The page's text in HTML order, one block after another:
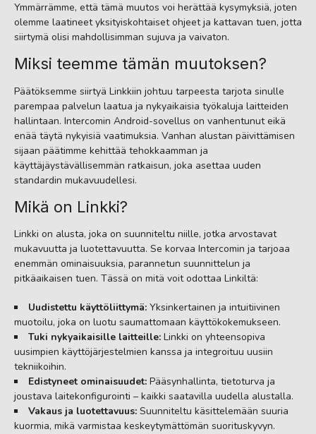
Ymmärrämme, että tämä muutos voi herättää kysymyksiä, joten
olemme laatineet yksityiskohtaiset ohjeet ja kattavan tuen, jotta
siirtymä olisi mahdollisimman sujuva ja vaivaton.
Miksi teemme tämän muutoksen?
Päätöksemme siirtyä Linkkiin johtuu tarpeesta tarjota sinulle
parempaa palvelun laatua ja nykyaikaisia työkaluja laitteiden
hallintaan. Intercomin Android-sovellus on vanhentunut eikä
enää täytä nykyisiä vaatimuksia. Vanhan alustan päivittämisen
sijaan päätimme kehittää tehokkaamman ja
käyttäjäystävällisemmän ratkaisun, joka asettaa uuden
standardin mukavuudellesi.
Mikä on Linkki?
Linkki on alusta, joka on suunniteltu niille, jotka arvostavat
mukavuutta ja luotettavuutta. Se korvaa Intercomin ja tarjoaa
enemmän ominaisuuksia, parannetun suunnittelun ja
pitkäaikaisen tuen. Tässä on mitä voit odottaa Linkiltä:
Uudistettu käyttöliittymä: Yksinkertainen ja intuitiivinen
muotoilu, joka on luotu saumattomaan käyttökokemukseen.
Tuki nykyaikaisille laitteille: Linkki on yhteensopiva
uusimpien käyttöjärjestelmien kanssa ja integroituu uusiin
tekniikoihin.
Edistyneet ominaisuudet: Pääsynhallinta, tietoturva ja
joustava laitekonfigurointi – kaikki saatavilla uudella alustalla.
Vakaus ja luotettavuus: Suunniteltu käsittelemään suuria
kuormia, mikä varmistaa keskeytymättömän suorituskyvyn.